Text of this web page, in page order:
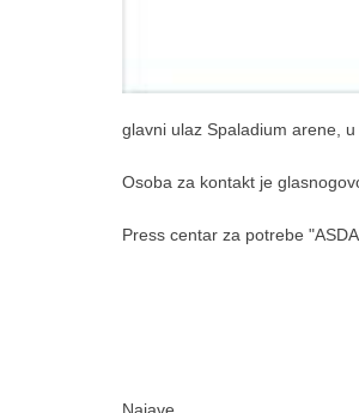
glavni ulaz Spaladium arene,
Osoba za kontakt je
Press centar za potrebe